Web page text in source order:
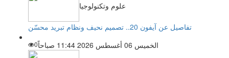
علوم وتكنولوجيا
تفاصيل عن آيفون 20.. تصميم نحيف ونظام تبريد محسّن
الخميس 06 أغسطس 2026 11:44 صباحاً
0